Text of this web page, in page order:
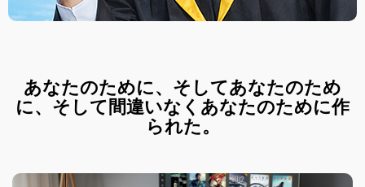
あなたのために、そしてあなたのため
に、そして間違いなくあなたのために作
られた。